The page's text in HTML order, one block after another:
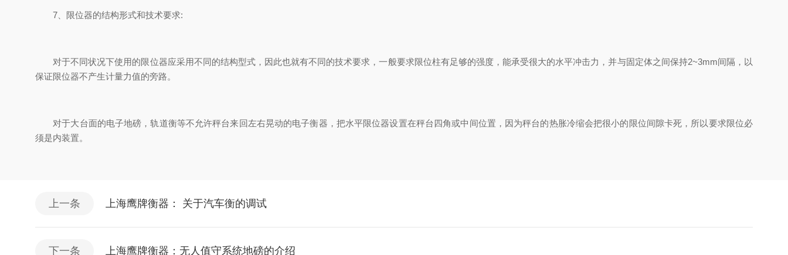
7、限位器的结构形式和技术要求:
对于不同状况下使用的限位器应采用不同的结构型式，因此也就有不同的技术要求，一般要求限位柱有足够的强度，能承受很大的水平冲击力，并与固定体之间保持2~3mm间隔，以
保证限位器不产生计量力值的旁路。
对于大台面的电子地磅，轨道衡等不允许秤台来回左右晃动的电子衡器，把水平限位器设置在秤台四角或中间位置，因为秤台的热胀冷缩会把很小的限位间隙卡死，所以要求限位必
须是内装置。
上一条 上海鹰牌衡器： 关于汽车衡的调试
下一条 上海鹰牌衡器：无人值守系统地磅的介绍